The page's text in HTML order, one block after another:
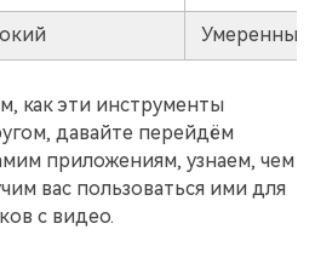
Умеренный
как эти инструменты
давайте перейдём
приложениям, узнаем, чем
вас пользоваться ими для
с видео.